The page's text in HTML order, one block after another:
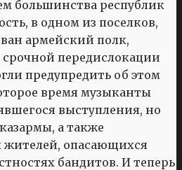
большинства республик
в одном из поселков,
армейский полк,
передислокации
предупредить об этом
время музыканты
выступления, но
а также
опасающихся
бандитов. И теперь